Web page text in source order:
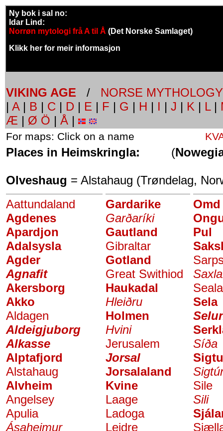
Ny bok i sal no:
Idar Lind:
Norrøn mytologi frå A til Å (Det Norske Samlaget)
Klikk her for meir informasjon
VIKING AGE / NORSE MYTHOLOGY
| A | B | C | D | E | F | G | H | I | J | K | L |
Æ | Ø Ö | Å |
For maps: Click on a name
Places in Heimskringla: (
Olveshaug = Alstahaug (Trøndelag,
Aattundaland
Agdenes
Apardjon
Adalsysla
Agder
Agnafit
Akersborg
Akko
Aldagen
Aldeigjuborg
Alkasse
Alptafjord
Alstahaug
Alvheim
Angelsey
Apulia
Ásaheimur
Gardarike
Garðaríki
Gautland
Gibraltar
Gotland
Great Swithiod
Haukadal
Hleiðru
Holmen
Hvini
Jerusalem
Jorsal
Jorsalaland
Kvine
Laage
Ladoga
Leidre
Omd
Pul
Sela
Síða
Sile
Sili